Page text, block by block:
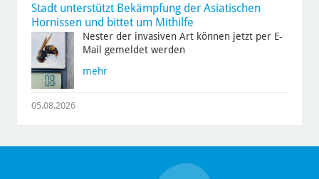
Stadt unterstützt Bekämpfung der Asiatischen
Hornissen und bittet um Mithilfe
Nester der invasiven Art können jetzt per E-
Mail gemeldet werden
mehr
05.08.2026